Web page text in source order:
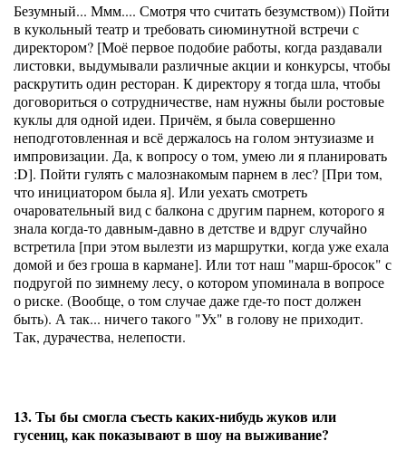
Безумный... Ммм.... Смотря что считать безумством)) Пойти
в кукольный театр и требовать сиюминутной встречи с
директором? [Моё первое подобие работы, когда раздавали
листовки, выдумывали различные акции и конкурсы, чтобы
раскрутить один ресторан. К директору я тогда шла, чтобы
договориться о сотрудничестве, нам нужны были ростовые
куклы для одной идеи. Причём, я была совершенно
неподготовленная и всё держалось на голом энтузиазме и
импровизации. Да, к вопросу о том, умею ли я планировать
:D]. Пойти гулять с малознакомым парнем в лес? [При том,
что инициатором была я]. Или уехать смотреть
очаровательный вид с балкона с другим парнем, которого я
знала когда-то давным-давно в детстве и вдруг случайно
встретила [при этом вылезти из маршрутки, когда уже ехала
домой и без гроша в кармане]. Или тот наш "марш-бросок" с
подругой по зимнему лесу, о котором упоминала в вопросе
о риске. (Вообще, о том случае даже где-то пост должен
быть). А так... ничего такого "Ух" в голову не приходит.
Так, дурачества, нелепости.
13. Ты бы смогла съесть каких-нибудь жуков или
гусениц, как показывают в шоу на выживание?